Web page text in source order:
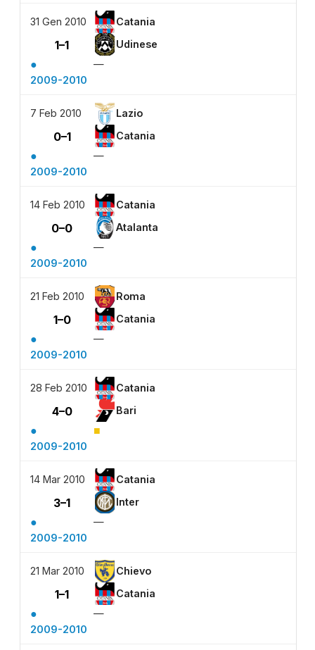
31 Gen 2010 Catania
1–1 Udinese
●
—
2009-2010
7 Feb 2010 Lazio
0–1 Catania
●
—
2009-2010
14 Feb 2010 Catania
0–0 Atalanta
●
—
2009-2010
21 Feb 2010 Roma
1–0 Catania
●
—
2009-2010
28 Feb 2010 Catania
4–0 Bari
● ■
2009-2010
14 Mar 2010 Catania
3–1 Inter
●
—
2009-2010
21 Mar 2010 Chievo
1–1 Catania
●
—
2009-2010